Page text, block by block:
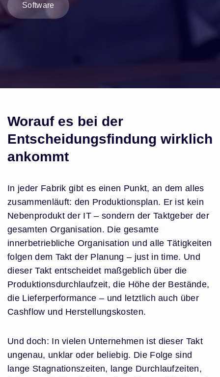
Software
Worauf es bei der
Entscheidungsfindung wirklich
ankommt
In jeder Fabrik gibt es einen Punkt, an dem alles
zusammenläuft: den Produktionsplan. Er ist kein
Nebenprodukt der IT – sondern der Taktgeber der
gesamten Organisation. Die gesamte
innerbetriebliche Organisation und alle Tätigkeiten
folgen dem Takt der Planung – just in time. Und
dieser Takt entscheidet maßgeblich über die
Produktionsdurchlaufzeit, die Höhe der Bestände,
die Lieferperformance – und letztlich auch über
Cashflow und Herstellungskosten.
Und doch: In vielen Unternehmen ist dieser Takt
ungenau, unklar oder beliebig. Die Folge sind
lange Stagnationszeiten, lange Durchlaufzeiten,